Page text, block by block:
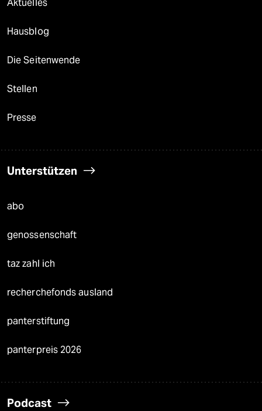
Aktuelles
Hausblog
Die Seitenwende
Stellen
Presse
Unterstützen
abo
genossenschaft
taz zahl ich
recherchefonds ausland
panterstiftung
panterpreis 2026
Podcast